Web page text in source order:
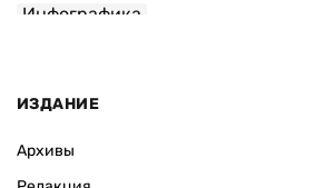
Инфографика
ИЗДАНИЕ
Архивы